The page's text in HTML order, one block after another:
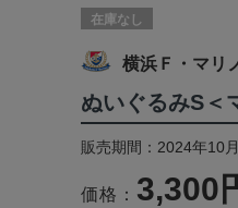
在庫なし
横浜Ｆ・マリ
ぬいぐるみS＜
販売期間：2024年10
価格： 3,300